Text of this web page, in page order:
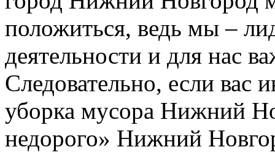
положиться, ведь мы –
деятельности и для нас
Следовательно, если вас
уборка мусора Нижний
недорого» Нижний